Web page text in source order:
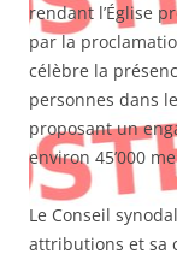
rendant l’Église
par la
célèbre la
personnes dans
proposant un
environ 45’000
Le Conseil
attributions et sa